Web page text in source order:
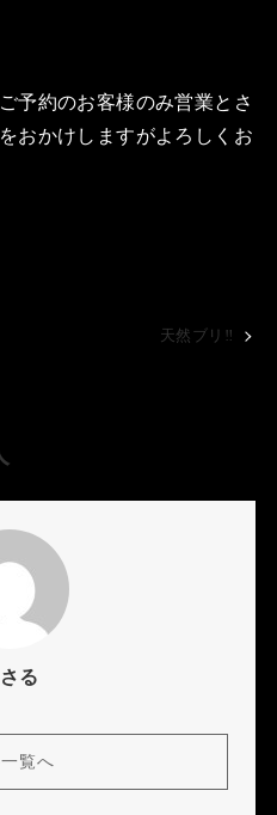
予約のお客様のみ営業とさ
おかけしますがよろしくお
天然ブリ‼️
る
覧へ